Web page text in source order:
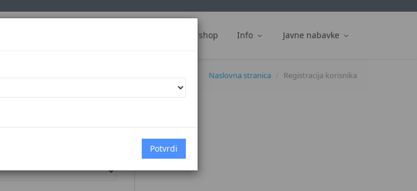
Web shop Info Javne nabavke
Naslovna stranica Registracija korisnika